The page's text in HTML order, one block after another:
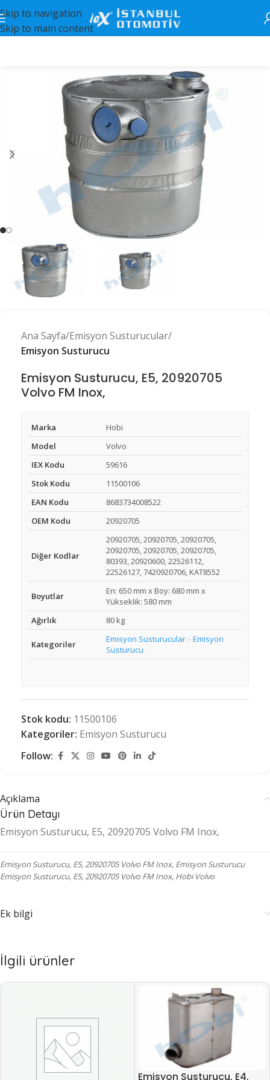
Skip to navigation
Skip to main content
Ana Sayfa Emisyon Susturucular
Emisyon Susturucu
Emisyon Susturucu, E5, 20920705
Volvo FM Inox,
Marka
Hobi
Model
Volvo
IEX Kodu
59616
Stok Kodu
11500106
EAN Kodu
8683734008522
OEM Kodu
20920705
Diğer Kodlar
20920705, 20920705, 20920705,
20920705, 20920705, 20920705,
80393, 20920600, 22526112,
22526127, 7420920706, KAT8552
Boyutlar
En: 650 mm x Boy: 680 mm x
Yükseklik: 580 mm
Ağırlık
80 kg
Kategoriler Emisyon Susturucular » Emisyon
Susturucu
Stok kodu: 11500106
Kategoriler: Emisyon Susturucu
Follow:
Açıklama
Ürün Detayı
Emisyon Susturucu, E5, 20920705 Volvo FM Inox,
Emisyon Susturucu, E5, 20920705 Volvo FM Inox, Emisyon Susturucu
Emisyon Susturucu, E5, 20920705 Volvo FM Inox, Hobi Volvo
Ek bilgi
İlgili ürünler
Emisyon Susturucu, E4,